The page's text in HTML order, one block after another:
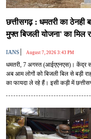
छत्तीसगढ़ : धमतरी का ठेनही
मुफ्त बिजली योजना' का मिल
IANS | August 7, 2026 3:43 PM
धमतरी, 7 अगस्त (आईएएनएस)। केंद्र
अब आम लोगों को बिजली बिल से बड़ी
का फायदा ले रहे हैं। इसी कड़ी में